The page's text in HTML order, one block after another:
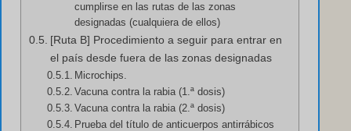
cumplirse en las rutas de las zonas
designadas (cualquiera de ellos)
[Ruta B] Procedimiento a seguir para entrar en
el país desde fuera de las zonas designadas
Microchips.
Vacuna contra la rabia (1.ª dosis)
Vacuna contra la rabia (2.ª dosis)
Prueba del título de anticuerpos antirrábicos